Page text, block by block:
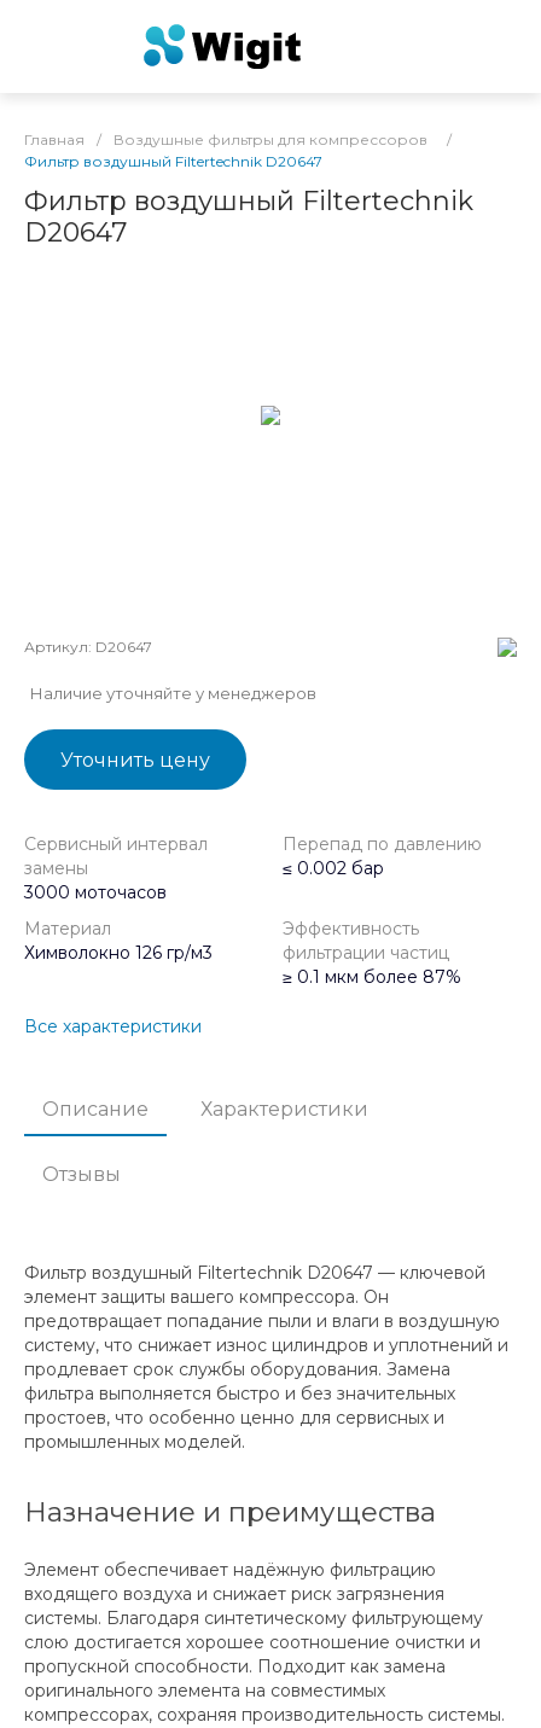
Главная / Воздушные фильтры для компрессоров
/
Фильтр воздушный Filtertechnik D20647
Фильтр воздушный Filtertechnik
D20647
Артикул: D20647
Наличие уточняйте у менеджеров
Уточнить цену
Сервисный интервал
замены
3000 моточасов
Перепад по давлению
≤ 0.002 бар
Материал
Химволокно 126 гр/м3
Эффективность
фильтрации частиц
≥ 0.1 мкм более 87%
Все характеристики
Описание Характеристики
Отзывы
Фильтр воздушный Filtertechnik D20647 — ключевой
элемент защиты вашего компрессора. Он
предотвращает попадание пыли и влаги в воздушную
систему, что снижает износ цилиндров и уплотнений и
продлевает срок службы оборудования. Замена
фильтра выполняется быстро и без значительных
простоев, что особенно ценно для сервисных и
промышленных моделей.
Назначение и преимущества
Элемент обеспечивает надёжную фильтрацию
входящего воздуха и снижает риск загрязнения
системы. Благодаря синтетическому фильтрующему
слою достигается хорошее соотношение очистки и
пропускной способности. Подходит как замена
оригинального элемента на совместимых
компрессорах, сохраняя производительность системы.